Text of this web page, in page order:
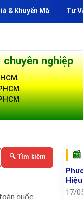
& Khuyến Mãi Tư
nghiệp
🔍 Tìm kiếm
quốc.
17/